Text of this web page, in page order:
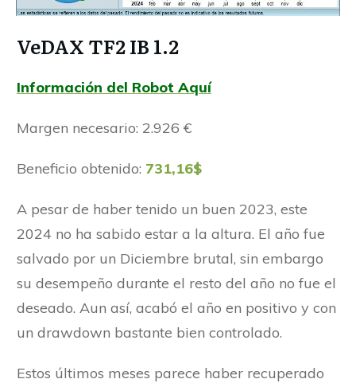
VeDAX TF2 IB 1.2
Información del Robot Aquí
Margen necesario: 2.926 €
Beneficio obtenido: 731,16$
A pesar de haber tenido un buen 2023, este
2024 no ha sabido estar a la altura. El año fue
salvado por un Diciembre brutal, sin embargo
su desempeño durante el resto del año no fue el
deseado. Aun así, acabó el año en positivo y con
un drawdown bastante bien controlado.
Estos últimos meses parece haber recuperado